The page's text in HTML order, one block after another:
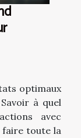
optimaux
à quel
avec
toute la